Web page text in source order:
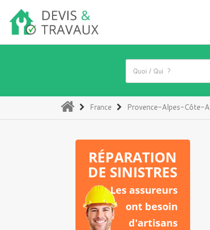
(current)
France Provence-Alpes-Côte-
RÉPARATION
DE SINISTRES
Les assureurs
ont besoin
d'artisans